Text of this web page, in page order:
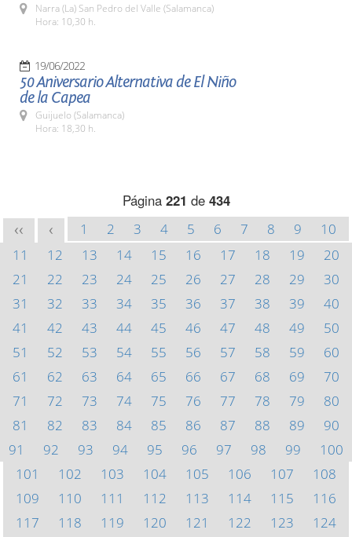
Narra (La) San Pedro del Valle (Salamanca)
Hora: 10,30 h.
19/06/2022
50 Aniversario Alternativa de El Niño
de la Capea
Guijuelo (Salamanca)
Hora: 18,30 h.
Página 221 de 434
<< < 1 2 3 4 5 6 7 8 9
10
11
12 13 14 15 16 17 18 19
20
21
22 23 24 25 26 27 28 29
30
31
32 33 34 35 36 37 38 39
40
41
42 43 44 45 46 47 48 49
50
51
52 53 54 55 56 57 58 59
60
61
62 63 64 65 66 67 68 69
70
71
72 73 74 75 76 77 78 79
80
81
82 83 84 85 86 87 88 89
90
91
92 93 94 95 96 97 98 99
100
101
102 103 104 105 106 107
108
109
110 111 112 113 114 115
116
117
118 119 120 121 122 123
124